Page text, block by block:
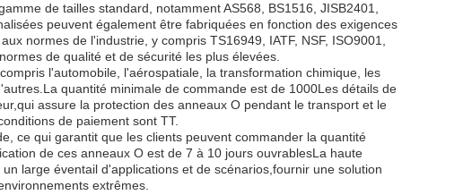
de tailles standard, notamment AS568, BS1516, JISB2401,
peuvent également être fabriquées en fonction des exigences
normes de l'industrie, y compris TS16949, IATF, NSF, ISO9001,
de qualité et de sécurité les plus élevées.
l'automobile, l'aérospatiale, la transformation chimique, les
quantité minimale de commande est de 1000Les détails de
assure la protection des anneaux O pendant le transport et le
de paiement sont TT.
ce qui garantit que les clients peuvent commander la quantité
de ces anneaux O est de 7 à 10 jours ouvrablesLa haute
large éventail d'applications et de scénarios,fournir une solution
extrêmes.